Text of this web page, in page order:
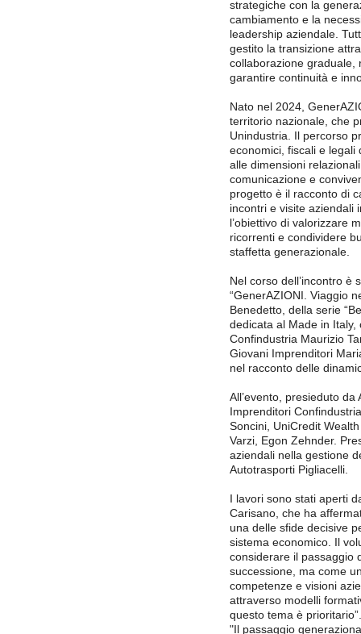
strategiche con la
cambiamento e la
leadership aziendale.
gestito la transizione
collaborazione graduale,
garantire continuità e
Nato nel 2024,
territorio nazionale, che
Unindustria. Il percorso
economici, fiscali e
alle dimensioni
comunicazione e
progetto è il racconto di
incontri e visite aziendali
l’obiettivo di valorizzare
ricorrenti e condividere
staffetta generazionale.
Nel corso dell’incontro è
“GenerAZIONI. Viaggio
Benedetto, della serie
dedicata al Made in
Confindustria Maurizio
Giovani Imprenditori
nel racconto delle
All’evento, presieduto
Imprenditori
Soncini, UniCredit
Varzi, Egon Zehnder.
aziendali nella gestione
Autotrasporti Pigliacelli.
I lavori sono stati aperti
Carisano, che ha
una delle sfide decisive
sistema economico. Il
considerare il passaggio
successione, ma come
competenze e visioni
attraverso modelli
questo tema è prioritario”.
"Il passaggio